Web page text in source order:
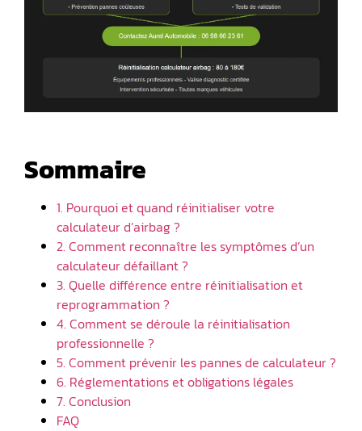
Sommaire
1. Pourquoi et quand réinitialiser votre
calculateur d’airbag ?
2. Comment reconnaître les symptômes d’un
calculateur défaillant ?
3. Quelle différence entre réinitialisation et
reprogrammation ?
4. Comment se déroule la réinitialisation
professionnelle ?
5. Comment prévenir les pannes de calculateur ?
6. Réglementations et obligations légales
7. Conclusion
FAQ